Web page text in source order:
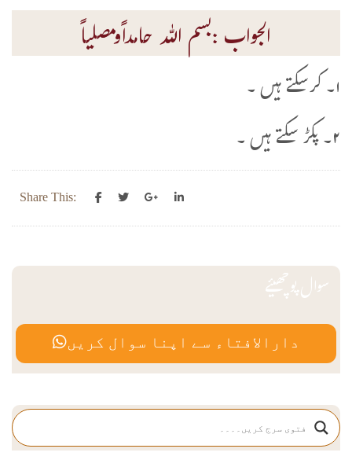
الجواب :بسم اللہ حامداًومصلیاً
۱۔ کرسکتے ہیں ۔
۲۔ پکڑ سکتے ہیں ۔
Share This:
سوال پوچھیئے
دارالافتاء سے اپنا سوال کریں